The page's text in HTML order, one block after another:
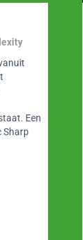
Een
Sharp